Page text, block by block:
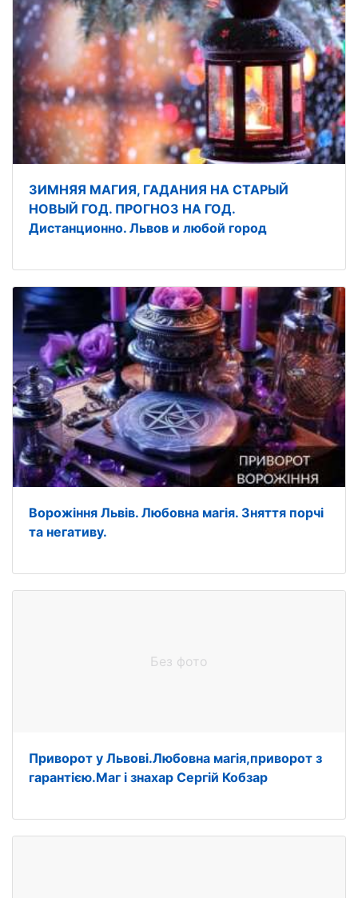
ЗИМНЯЯ МАГИЯ, ГАДАНИЯ НА СТАРЫЙ
НОВЫЙ ГОД. ПРОГНОЗ НА ГОД.
Дистанционно. Львов и любой город
Ворожіння Львів. Любовна магія. Зняття порчі
та негативу.
Без фото
Приворот у Львові.Любовна магія,приворот з
гарантією.Маг і знахар Сергій Кобзар